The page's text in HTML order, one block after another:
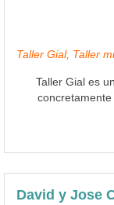
Taller Gial, Taller
Taller Gial es
David y Jose